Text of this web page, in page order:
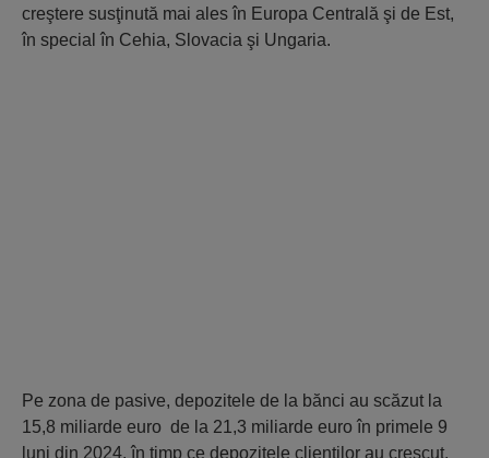
creştere susţinută mai ales în Europa Centrală şi de Est,
în special în Cehia, Slovacia şi Ungaria.
Pe zona de pasive, depozitele de la bănci au scăzut la
15,8 miliarde euro de la 21,3 miliarde euro în primele 9
luni din 2024, în timp ce depozitele clienţilor au crescut,